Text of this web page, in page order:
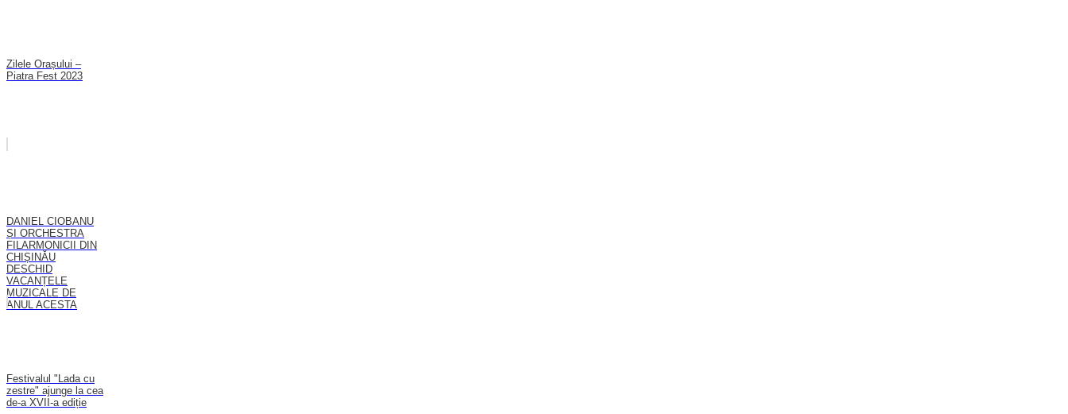
Zilele Orașului –
Piatra Fest 2023
DANIEL CIOBANU
ȘI ORCHESTRA
FILARMONICII DIN
CHIȘINĂU
DESCHID
VACANȚELE
MUZICALE DE
ANUL ACESTA
Festivalul "Lada cu
zestre" ajunge la cea
de-a XVII-a ediție